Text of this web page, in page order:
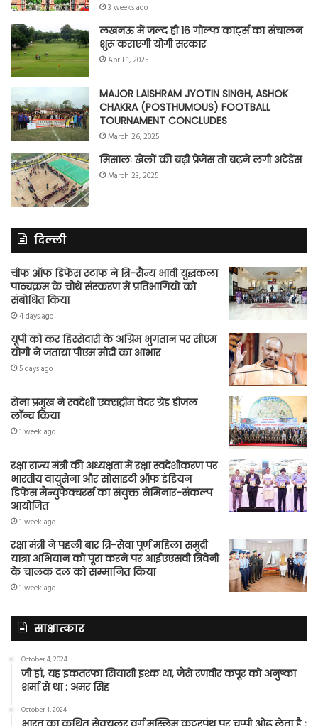
3 weeks ago
लखनऊ में जल्द ही 16 गोल्फ कार्ट्स का संचालन
शुरू कराएगी योगी सरकार
April 1, 2025
MAJOR LAISHRAM JYOTIN SINGH, ASHOK
CHAKRA (POSTHUMOUS) FOOTBALL
TOURNAMENT CONCLUDES
March 26, 2025
मिसालः खेलों की बढ़ी प्रेजेंस तो बढ़ने लगी अटेंडेंस
March 23, 2025
दिल्ली
चीफ ऑफ डिफेंस स्टाफ ने त्रि-सैन्य भावी युद्धकला
पाठ्यक्रम के चौथे संस्करण में प्रतिभागियों को
संबोधित किया
4 days ago
यूपी को कर हिस्सेदारी के अग्रिम भुगतान पर सीएम
योगी ने जताया पीएम मोदी का आभार
5 days ago
सेना प्रमुख ने स्वदेशी एक्सट्रीम वेदर ग्रेड डीजल
लॉन्च किया
1 week ago
रक्षा राज्य मंत्री की अध्यक्षता में रक्षा स्वदेशीकरण पर
भारतीय वायुसेना और सोसाइटी ऑफ इंडियन
डिफेंस मैन्युफैक्चरर्स का संयुक्त सेमिनार-संकल्प
आयोजित
1 week ago
रक्षा मंत्री ने पहली बार त्रि-सेवा पूर्ण महिला समुद्री
यात्रा अभियान को पूरा करने पर आईएएसवी त्रिवेनी
के चालक दल को सम्मानित किया
1 week ago
साक्षात्कार
October 4, 2024
जी हां, यह इकतरफा सियासी इश्क था, जैसे रणवीर कपूर को अनुष्का
शर्मा से था : अमर सिंह
October 1, 2024